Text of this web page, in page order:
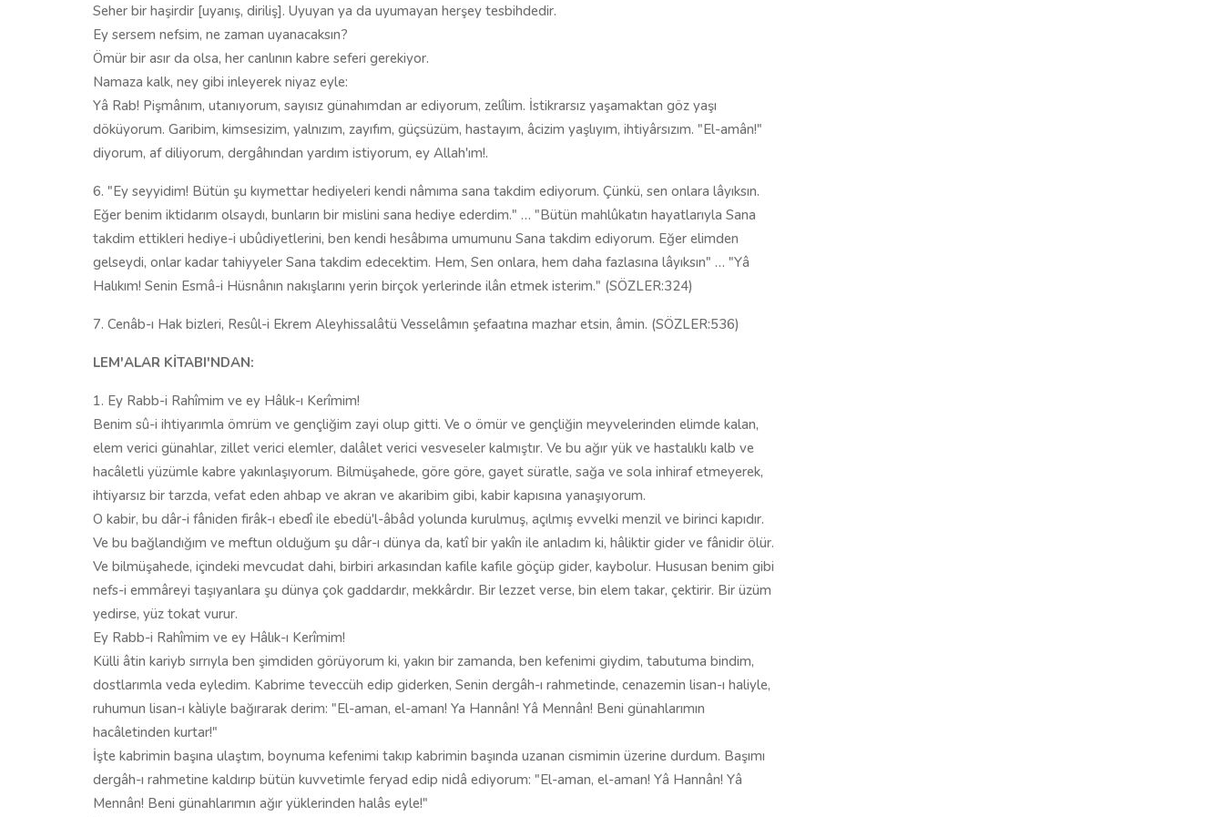
Seher bir haşirdir [uyanış, diriliş]. Uyuyan ya da uyumayan herşey tesbihdedir.
Ey sersem nefsim, ne zaman uyanacaksın?
Ömür bir asır da olsa, her canlının kabre seferi gerekiyor.
Namaza kalk, ney gibi inleyerek niyaz eyle:
Yâ Rab! Pişmânım, utanıyorum, sayısız günahımdan ar ediyorum, zelîlim. İstikrarsız yaşamaktan göz yaşı
döküyorum. Garibim, kimsesizim, yalnızım, zayıfım, güçsüzüm, hastayım, âcizim yaşlıyım, ihtiyârsızım. "El-amân!"
diyorum, af diliyorum, dergâhından yardım istiyorum, ey Allah'ım!.
6. "Ey seyyidim! Bütün şu kıymettar hediyeleri kendi nâmıma sana takdim ediyorum. Çünkü, sen onlara lâyıksın.
Eğer benim iktidarım olsaydı, bunların bir mislini sana hediye ederdim." … "Bütün mahlûkatın hayatlarıyla Sana
takdim ettikleri hediye-i ubûdiyetlerini, ben kendi hesâbıma umumunu Sana takdim ediyorum. Eğer elimden
gelseydi, onlar kadar tahiyyeler Sana takdim edecektim. Hem, Sen onlara, hem daha fazlasına lâyıksın" … "Yâ
Halıkım! Senin Esmâ-i Hüsnânın nakışlarını yerin birçok yerlerinde ilân etmek isterim." (SÖZLER:324)
7. Cenâb-ı Hak bizleri, Resûl-i Ekrem Aleyhissalâtü Vesselâmın şefaatına mazhar etsin, âmin. (SÖZLER:536)
LEM'ALAR KİTABI'NDAN:
1. Ey Rabb-i Rahîmim ve ey Hâlık-ı Kerîmim!
Benim sû-i ihtiyarımla ömrüm ve gençliğim zayi olup gitti. Ve o ömür ve gençliğin meyvelerinden elimde kalan,
elem verici günahlar, zillet verici elemler, dalâlet verici vesveseler kalmıştır. Ve bu ağır yük ve hastalıklı kalb ve
hacâletli yüzümle kabre yakınlaşıyorum. Bilmüşahede, göre göre, gayet süratle, sağa ve sola inhiraf etmeyerek,
ihtiyarsız bir tarzda, vefat eden ahbap ve akran ve akaribim gibi, kabir kapısına yanaşıyorum.
O kabir, bu dâr-i fâniden firâk-ı ebedî ile ebedü'l-âbâd yolunda kurulmuş, açılmış evvelki menzil ve birinci kapıdır.
Ve bu bağlandığım ve meftun olduğum şu dâr-ı dünya da, katî bir yakîn ile anladım ki, hâliktir gider ve fânidir ölür.
Ve bilmüşahede, içindeki mevcudat dahi, birbiri arkasından kafile kafile göçüp gider, kaybolur. Hususan benim gibi
nefs-i emmâreyi taşıyanlara şu dünya çok gaddardır, mekkârdır. Bir lezzet verse, bin elem takar, çektirir. Bir üzüm
yedirse, yüz tokat vurur.
Ey Rabb-i Rahîmim ve ey Hâlık-ı Kerîmim!
Külli âtin kariyb sırrıyla ben şimdiden görüyorum ki, yakın bir zamanda, ben kefenimi giydim, tabutuma bindim,
dostlarımla veda eyledim. Kabrime teveccüh edip giderken, Senin dergâh-ı rahmetinde, cenazemin lisan-ı haliyle,
ruhumun lisan-ı kàliyle bağırarak derim: "El-aman, el-aman! Ya Hannân! Yâ Mennân! Beni günahlarımın
hacâletinden kurtar!"
İşte kabrimin başına ulaştım, boynuma kefenimi takıp kabrimin başında uzanan cismimin üzerine durdum. Başımı
dergâh-ı rahmetine kaldırıp bütün kuvvetimle feryad edip nidâ ediyorum: "El-aman, el-aman! Yâ Hannân! Yâ
Mennân! Beni günahlarımın ağır yüklerinden halâs eyle!"